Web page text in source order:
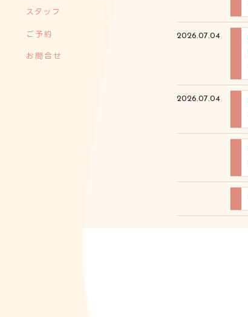
2026.07.04
2026.07.04
スタッフ
ご予約
お問合せ